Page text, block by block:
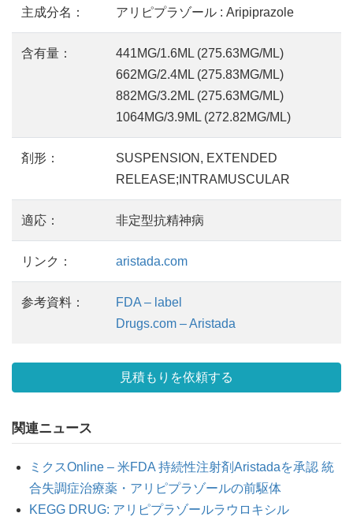
主成分名： アリピプラゾール : Aripiprazole
含有量：
441MG/1.6ML (275.63MG/ML)
662MG/2.4ML (275.83MG/ML)
882MG/3.2ML (275.63MG/ML)
1064MG/3.9ML (272.82MG/ML)
剤形：
SUSPENSION, EXTENDED
RELEASE;INTRAMUSCULAR
適応： 非定型抗精神病
リンク： aristada.com
参考資料：
FDA – label
Drugs.com – Aristada
見積もりを依頼する
関連ニュース
ミクスOnline – 米FDA 持続性注射剤Aristadaを承認 統
合失調症治療薬・アリピプラゾールの前駆体
KEGG DRUG: アリピプラゾールラウロキシル